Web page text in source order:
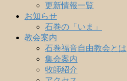
更新情報一覧
お知らせ
石巻の「いま」
教会案内
石巻福音自由教会とは
集会案内
牧師紹介